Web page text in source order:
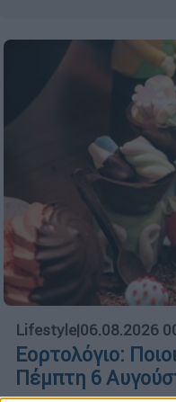
Lifestyle|06.08.2026
Εορτολόγιο:
Πέμπτη 6